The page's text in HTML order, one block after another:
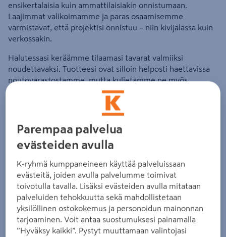
ensikertalaisia kuin ammattilaisiakin onnistumaan.
Laajimmat valikoimamme ja paras osaamisemme
varmistavat, että projektisi onnistuu – niin kivijalassa kuin
verkossakin.
Halutessasi keräämme tilaamasi tavarat valmiiksi
noudettavaksi. Tuotteesi ovat silloin helposti haettavissa
noutovarastostamme, mutta kuljetamme ne myös
Myymälän tietosuojaseloste
Myymälän tilaus- ja toimitusehdot
Myymälä
Avoinna tänään: 10 - 14
Maanantai - Perjantai
Parempaa palvelua
evästeiden avulla
K-ryhmä kumppaneineen käyttää palveluissaan
evästeitä, joiden avulla palvelumme toimivat
toivotulla tavalla. Lisäksi evästeiden avulla mitataan
palveluiden tehokkuutta sekä mahdollistetaan
yksilöllinen ostokokemus ja personoidun mainonnan
tarjoaminen. Voit antaa suostumuksesi painamalla
”Hyväksy kaikki”. Pystyt muuttamaan valintojasi